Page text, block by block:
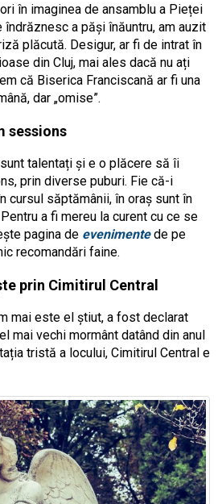
în imaginea de ansamblu a Pieței
a păși înăuntru, am auzit
plăcută. Desigur, ar fi de intrat în
din Cluj, mai ales dacă nu ați
că Biserica Franciscană ar fi una
dar „omise”.
sessions
talentați și e o plăcere să îi
prin diverse puburi. Fie că-i
cursul săptămânii, în oraș sunt în
a fi mereu la curent cu ce se
pagina de evenimentede pe
recomandări faine.
prin Cimitirul Central
mai este el știut, a fost declarat
mai vechi mormânt datând din anul
tristă a locului, Cimitirul Central e